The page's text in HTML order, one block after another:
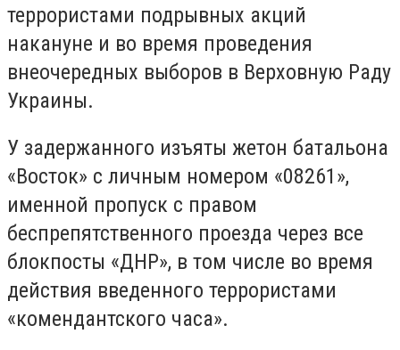
террористами подрывных акций
накануне и во время проведения
внеочередных выборов в Верховную Раду
Украины.
У задержанного изъяты жетон батальона
«Восток» с личным номером «08261»,
именной пропуск с правом
беспрепятственного проезда через все
блокпосты «ДНР», в том числе во время
действия введенного террористами
«комендантского часа».